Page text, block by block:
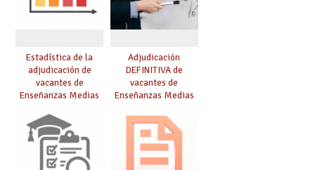
Estadística de la
adjudicación de
vacantes de
Enseñanzas Medias
Adjudicación
DEFINITIVA de
vacantes de
Enseñanzas Medias